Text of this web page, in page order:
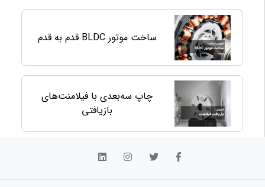
ساخت موتور BLDC قدم به قدم
چاپ سه‌بعدی با فیلامنت‌های
بازیافتی